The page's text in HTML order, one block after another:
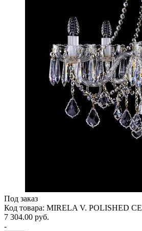
Под заказ
Код товара: MIRELA V. POLISHED CE
7 304.00 руб.
-